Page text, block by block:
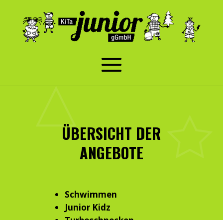
ÜBERSICHT DER
ANGEBOTE
Schwimmen
Junior Kidz